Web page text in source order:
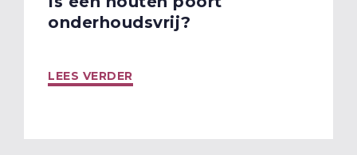
onderhoudsvrij?
LEES VERDER